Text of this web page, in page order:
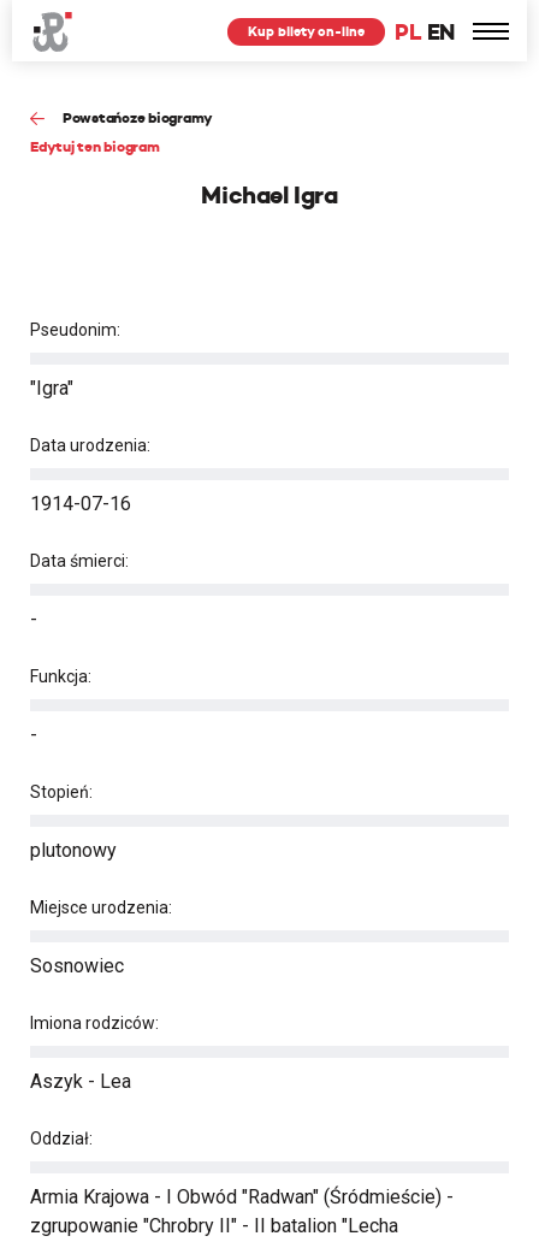
PL EN
Kup bilety on-line
Powstańcze biogramy
Edytuj ten biogram
Michael Igra
Pseudonim:
"Igra"
Data urodzenia:
1914-07-16
Data śmierci:
-
Funkcja:
-
Stopień:
plutonowy
Miejsce urodzenia:
Sosnowiec
Imiona rodziców:
Aszyk - Lea
Oddział:
Armia Krajowa - I Obwód "Radwan" (Śródmieście) -
zgrupowanie "Chrobry II" - II batalion "Lecha